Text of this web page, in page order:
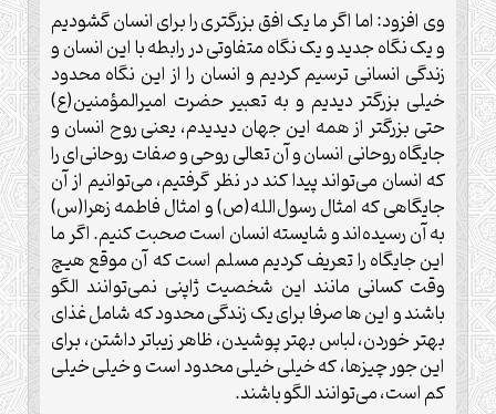
وی افزود: اما اگر ما یک افق بزرگتری را برای انسان گشودیم
و یک نگاه جدید و یک نگاه متفاوتی در رابطه با این انسان و
زندگی انسانی ترسیم کردیم و انسان را از این نگاه محدود
خیلی بزرگتر دیدیم و به تعبیر حضرت امیرالمؤمنین(ع)
حتی بزرگتر از همه این جهان دیدیدم، یعنی روح انسان و
جایگاه روحانی انسان و آن تعالی روحی و صفات روحانی‌ای را
که انسان می‌تواند پیدا کند در نظر گرفتیم، می‌توانیم از آن
جایگاهی که امثال رسول‌الله(ص) و امثال فاطمه زهرا(س)
به آن رسیده‌اند و شایسته انسان است صحبت کنیم. اگر ما
این جایگاه را تعریف کردیم مسلم است که آن موقع هیچ
وقت کسانی مانند این شخصیت ژاپنی نمی‌توانند الگو
باشند و این ها صرفا برای یک زندگی محدود که شامل غذای
بهتر خوردن، لباس بهتر پوشیدن، ظاهر زیباتر داشتن، برای
این جور چیزها، که خیلی خیلی محدود است و خیلی خیلی
کم است، می‌توانند الگو باشند.